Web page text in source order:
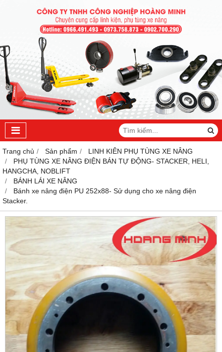
Trang chủ Sản phẩm
LINH KIÊN PHỤ TÙNG XE NÂNG
PHỤ TÙNG XE NÂNG ĐIỆN BÁN TỰ ĐỘNG- STACKER, HELI,
HANGCHA, NOBLIFT
BÁNH LÁI XE NÂNG
Bánh xe nâng điện PU 252x88- Sử dụng cho xe nâng điện
Stacker.